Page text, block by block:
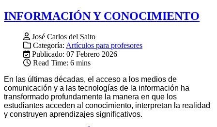
INFORMACIÓN Y CONOCIMIENTO
José Carlos del Salto
Categoría: Artículos para profesores
Publicado: 07 Febrero 2026
Read Time: 6 mins
En las últimas décadas, el acceso a los medios de
comunicación y a las tecnologías de la información ha
transformado profundamente la manera en que los
estudiantes acceden al conocimiento, interpretan la realidad
y construyen aprendizajes significativos.